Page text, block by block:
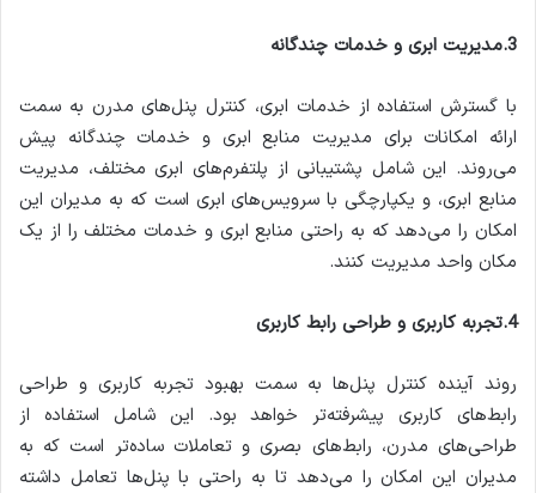
3.مدیریت ابری و خدمات چندگانه
با گسترش استفاده از خدمات ابری، کنترل پنل‌های مدرن به سمت
ارائه امکانات برای مدیریت منابع ابری و خدمات چندگانه پیش
می‌روند. این شامل پشتیبانی از پلتفرم‌های ابری مختلف، مدیریت
منابع ابری، و یکپارچگی با سرویس‌های ابری است که به مدیران این
امکان را می‌دهد که به راحتی منابع ابری و خدمات مختلف را از یک
مکان واحد مدیریت کنند.
4.تجربه کاربری و طراحی رابط کاربری
روند آینده کنترل پنل‌ها به سمت بهبود تجربه کاربری و طراحی
رابط‌های کاربری پیشرفته‌تر خواهد بود. این شامل استفاده از
طراحی‌های مدرن، رابط‌های بصری و تعاملات ساده‌تر است که به
مدیران این امکان را می‌دهد تا به راحتی با پنل‌ها تعامل داشته